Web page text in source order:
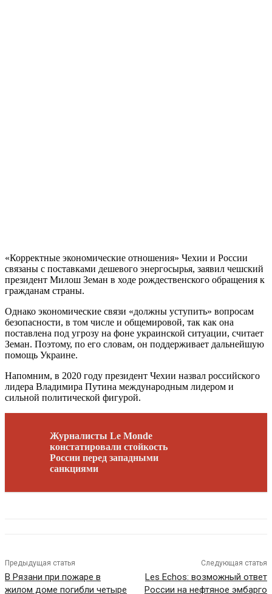
«Корректные экономические отношения» Чехии и России
связаны с поставками дешевого энергосырья, заявил чешский
президент Милош Земан в ходе рождественского обращения к
гражданам страны.
Однако экономические связи «должны уступить» вопросам
безопасности, в том числе и общемировой, так как она
поставлена под угрозу на фоне украинской ситуации, считает
Земан. Поэтому, по его словам, он поддерживает дальнейшую
помощь Украине.
Напомним, в 2020 году президент Чехии назвал российского
лидера Владимира Путина международным лидером и
сильной политической фигурой.
Журналисты Le Monde
констатировали стойкость
России перед западными
санкциями
Предыдущая статья
В Рязани при пожаре в
жилом доме погибли четыре
Следующая статья
Les Echos: возможный ответ
России на нефтяное эмбарго